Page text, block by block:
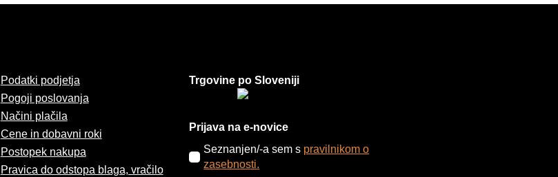
Podatki podjetja
Pogoji poslovanja
Načini plačila
Cene in dobavni roki
Postopek nakupa
Pravica do odstopa blaga, vračilo
Trgovine po Sloveniji
Prijava na e-novice
Seznanjen/-a sem s pravilnikom o
zasebnosti.